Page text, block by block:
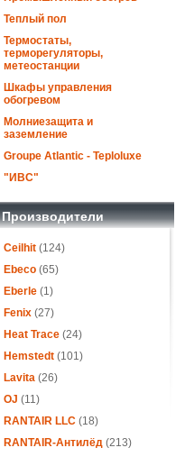
Теплый пол
Термостаты,
терморегуляторы,
метеостанции
Шкафы управления
обогревом
Молниезащита и
заземление
Groupe Atlantic - Teploluxe
"ИВС"
Производители
Ceilhit(124)
Ebeco(65)
Eberle(1)
Fenix(27)
Heat Trace(24)
Hemstedt(101)
Lavita(26)
OJ (11)
RANTAIR LLC(18)
RANTAIR-Антилёд(213)